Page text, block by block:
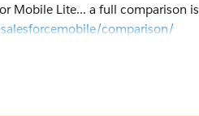
Mobile Lite... a full comparison is
comparison/